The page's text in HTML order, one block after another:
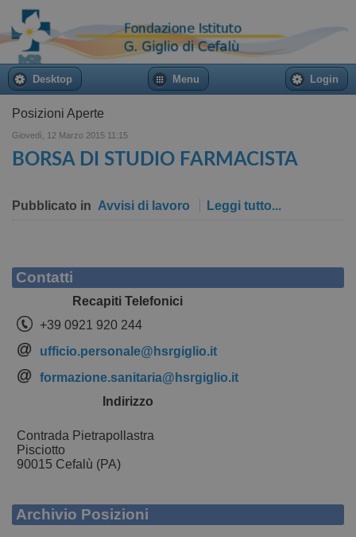
Desktop Menu Login
Posizioni Aperte
Giovedì, 12 Marzo 2015 11:15
BORSA DI STUDIO FARMACISTA
Pubblicato in Avvisi di lavoro Leggi tutto...
Contatti
Recapiti Telefonici
+39 0921 920 244
ufficio.personale@hsrgiglio.it
formazione.sanitaria@hsrgiglio.it
Indirizzo
Contrada Pietrapollastra
Pisciotto
90015 Cefalù (PA)
Archivio Posizioni